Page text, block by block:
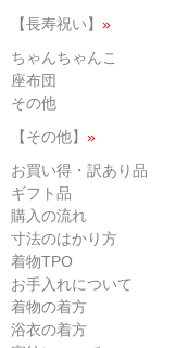
【長寿祝い】 »
ちゃんちゃんこ
座布団
その他
【その他】 »
お買い得・訳あり品
ギフト品
購入の流れ
寸法のはかり方
着物TPO
お手入れについて
着物の着方
浴衣の着方